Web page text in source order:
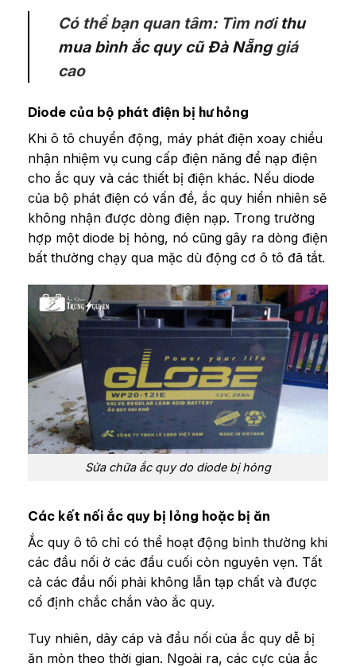
Có thể bạn quan tâm: Tìm nơithu
mua bình ắc quy cũ Đà Nẵnggiá
cao
Diode của bộ phát điện bị hư hỏng
Khi ô tô chuyển động, máy phát điện xoay chiều
nhận nhiệm vụ cung cấp điện năng để nạp điện
cho ắc quy và các thiết bị điện khác. Nếu diode
của bộ phát điện có vấn đề, ắc quy hiển nhiên sẽ
không nhận được dòng điện nạp. Trong trường
hợp một diode bị hỏng, nó cũng gây ra dòng điện
bất thường chạy qua mặc dù động cơ ô tô đã tắt.
Sửa chữa ắc quy do diode bị hỏng
Các kết nối ắc quy bị lỏng hoặc bị ăn
Ắc quy ô tô chỉ có thể hoạt động bình thường khi
các đầu nối ở các đầu cuối còn nguyên vẹn. Tất
cả các đầu nối phải không lẫn tạp chất và được
cố định chắc chắn vào ắc quy.
Tuy nhiên, dây cáp và đầu nối của ắc quy dễ bị
ăn mòn theo thời gian. Ngoài ra, các cực của ắc